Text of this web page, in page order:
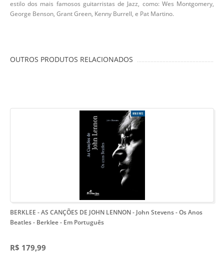
estilo dos mais famosos guitarristas de Jazz, como: Wes Montgomery,
George Benson, Grant Green, Kenny Burrell, e Pat Martino.
OUTROS PRODUTOS RELACIONADOS
BERKLEE - AS CANÇÕES DE JOHN LENNON - John Stevens- Os Anos
Beatles - Berklee - Em Português
R$ 179,99